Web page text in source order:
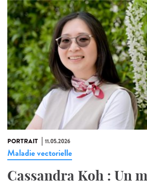
PORTRAIT 11.05.2026
Maladie vectorielle
Cassandra Koh : Un